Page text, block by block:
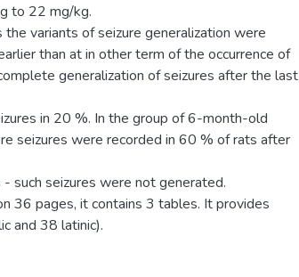
to 22 mg/kg.
variants of seizure generalization were
than at in other term of the occurrence of
generalization of seizures after the last
in 20 %. In the group of 6-month-old
seizures were recorded in 60 % of rats after
such seizures were not generated.
36 pages, it contains 3 tables. It provides
and 38 latinic).